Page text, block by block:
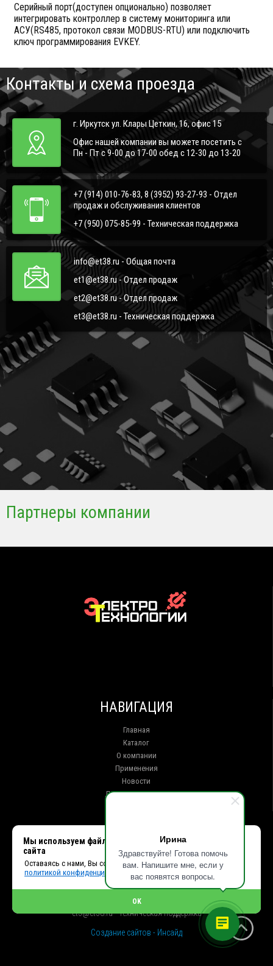
Ирина
Здравствуйте! Готова помочь
вам. Напишите мне, если у
вас появятся вопросы.
Серийный порт(доступен опционально) позволяет
интегрировать контроллер в систему мониторинга или
АСУ(RS485, протокол связи MODBUS-RTU) или подключить
ключ программирования EVKEY.
Контакты и схема проезда
г. Иркутск ул. Клары Цеткин, 16, офис 15
Офис нашей компании вы можете посетить с
Пн - Пт с 9-00 до 17-00 обед с 12-30 до 13-20
+7 (914) 010-76-83, 8 (3952) 93-27-93 - Отдел
продаж и обслуживания клиентов
+7 (950) 075-85-99 - Техническая поддержка
info@et38.ru - Общая почта
et1@et38.ru - Отдел продаж
et2@et38.ru - Отдел продаж
et3@et38.ru - Техническая поддержка
Партнеры компании
НАВИГАЦИЯ
Главная
Каталог
О компании
Применения
Новости
Доставка и оплата
г. Иркутск ул. Клары Цеткин, 16, офис 15
+7 (914) 010-76-83, 8 (3952) 93-27-93 - Отдел продаж
+7 (950) 075-85-99 - Техническая поддержка
info@et38.ru - Общая почта
et2@et38.ru - Отдел продаж
et3@et38.ru - Техническая поддержка
Создание сайтов - Инсайд
Мы используем файлы cookie, чтобы улучшить работу
сайта
Оставаясь с нами, Вы соглашаетесь с использованием cookies и
политикой конфиденциальности.
OK